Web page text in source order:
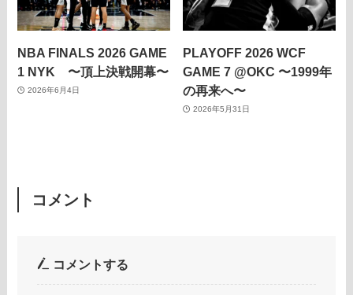
NBA FINALS 2026 GAME
1 NYK 〜頂上決戦開幕〜
2026年6月4日
PLAYOFF 2026 WCF
GAME 7 @OKC 〜1999年
の再来へ〜
2026年5月31日
コメント
コメントする